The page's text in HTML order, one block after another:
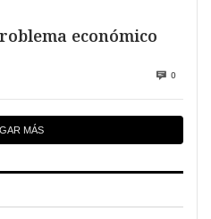
económico
0
MÁS